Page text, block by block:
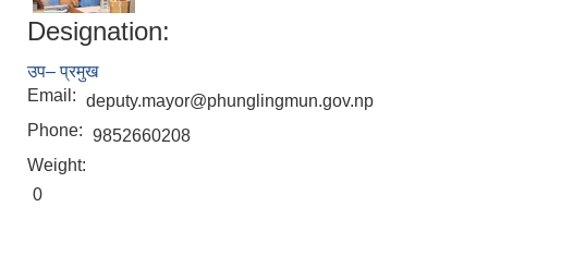
Designation:
उप– प्रमुख
Email: deputy.mayor@phunglingmun.gov.np
Phone: 9852660208
Weight:
0